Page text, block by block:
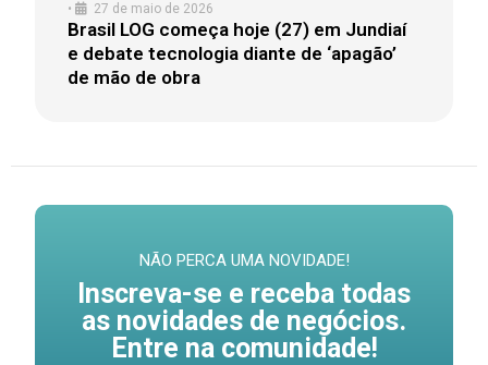
• 27 de maio de 2026
Brasil LOG começa hoje (27) em Jundiaí
e debate tecnologia diante de ‘apagão’
de mão de obra
NÃO PERCA UMA NOVIDADE!
Inscreva-se e receba todas
as novidades de negócios.
Entre na comunidade!